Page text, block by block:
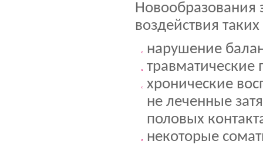
Новообразования
воздействия
нарушение
хронические
не леченные
половых
некоторые